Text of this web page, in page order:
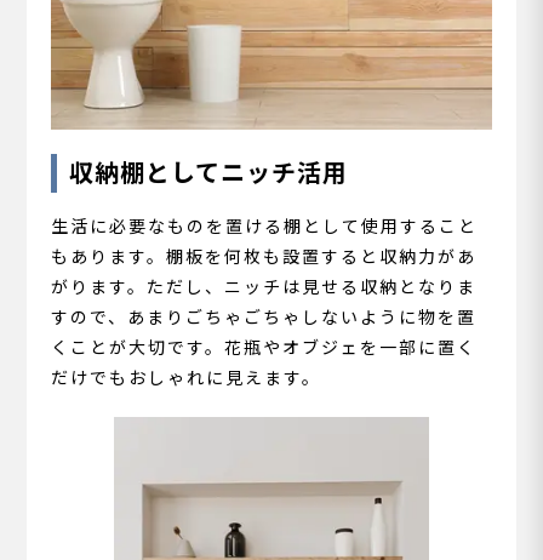
収納棚としてニッチ活用
生活に必要なものを置ける棚として使用すること
もあります。棚板を何枚も設置すると収納力があ
がります。ただし、ニッチは見せる収納となりま
すので、あまりごちゃごちゃしないように物を置
くことが大切です。花瓶やオブジェを一部に置く
だけでもおしゃれに見えます。